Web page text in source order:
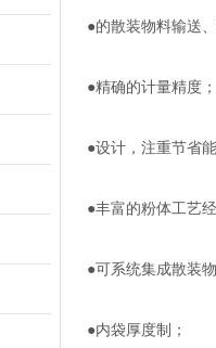
●的散装物料输送
●精确的计量精度；
●设计，注重节省
●丰富的粉体工艺
●可系统集成散装
●内袋厚度制；